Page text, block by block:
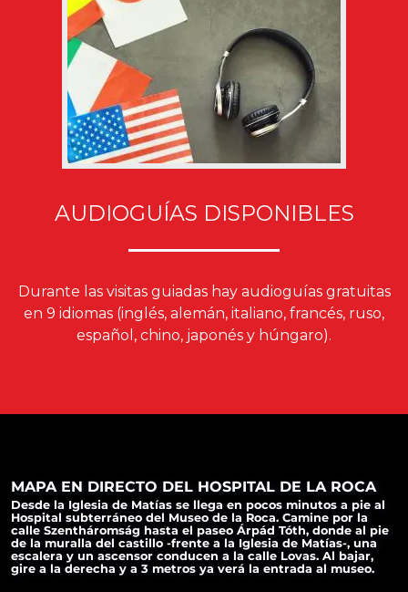
AUDIOGUÍAS DISPONIBLES
Durante las visitas guiadas hay audioguías gratuitas
en 9 idiomas (inglés, alemán, italiano, francés, ruso,
español, chino, japonés y húngaro).
MAPA EN DIRECTO DEL HOSPITAL DE LA ROCA
Desde la Iglesia de Matías se llega en pocos minutos a pie al
Hospital subterráneo del Museo de la Roca. Camine por la
calle Szentháromság hasta el paseo Árpád Tóth, donde al pie
de la muralla del castillo -frente a la Iglesia de Matías-, una
escalera y un ascensor conducen a la calle Lovas. Al bajar,
gire a la derecha y a 3 metros ya verá la entrada al museo.